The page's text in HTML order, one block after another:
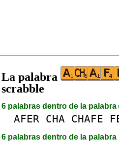
La palabra
scrabble
6 palabras dentro de la palabra
AFER CHA CHAFE
6 palabras dentro de la palabra